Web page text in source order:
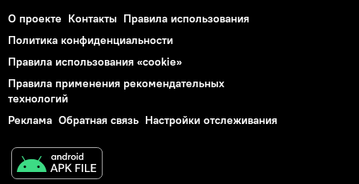
О проекте Контакты Правила использования
Политика конфиденциальности
Правила использования «cookie»
Правила применения рекомендательных
технологий
Реклама Обратная связь Настройки отслеживания